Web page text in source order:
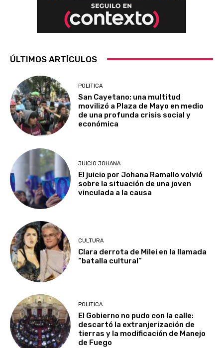
ÚLTIMOS ARTÍCULOS
POLITICA
San Cayetano: una multitud
movilizó a Plaza de Mayo en medio
de una profunda crisis social y
económica
JUICIO JOHANA
El juicio por Johana Ramallo volvió
sobre la situación de una joven
vinculada a la causa
CULTURA
Clara derrota de Milei en la llamada
“batalla cultural”
POLITICA
El Gobierno no pudo con la calle:
descartó la extranjerización de
tierras y la modificación de Manejo
de Fuego